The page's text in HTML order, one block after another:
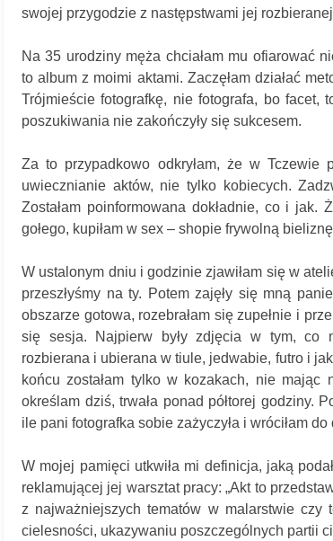
swojej przygodzie z następstwami jej
Na 35 urodziny męża chciałam mu ofiarować
to album z moimi aktami. Zaczęłam działać
Trójmieście fotografkę, nie fotografa, bo facet,
poszukiwania nie zakończyły się sukcesem.
Za to przypadkowo odkryłam, że w Tczewie
uwiecznianie aktów, nie tylko kobiecych.
Zostałam poinformowana dokładnie, co i
gołego, kupiłam w sex – shopie frywolną
W ustalonym dniu i godzinie zjawiłam się w
przeszłyśmy na ty. Potem zajęły się mną
obszarze gotowa, rozebrałam się zupełnie i
się sesja. Najpierw były zdjęcia w tym, co
rozbierana i ubierana w tiule, jedwabie, futro i
końcu zostałam tylko w kozakach, nie
określam dziś, trwała ponad półtorej godziny.
ile pani fotografka sobie zażyczyła i wróciłam do
W mojej pamięci utkwiła mi definicja, jaką
reklamującej jej warsztat pracy: „Akt to
z najważniejszych tematów w malarstwie czy
cielesności, ukazywaniu poszczególnych partii